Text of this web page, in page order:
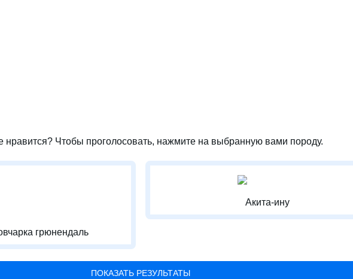
нравится? Чтобы проголосовать, нажмите на выбранную вами породу.
грюнендаль
Акита-ину
ПОКАЗАТЬ РЕЗУЛЬТАТЫ